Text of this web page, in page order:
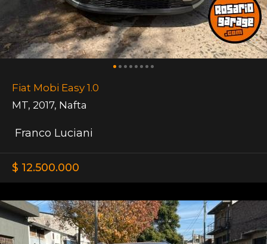
Fiat Mobi Easy 1.0
MT, 2017, Nafta
Franco Luciani
$ 12.500.000